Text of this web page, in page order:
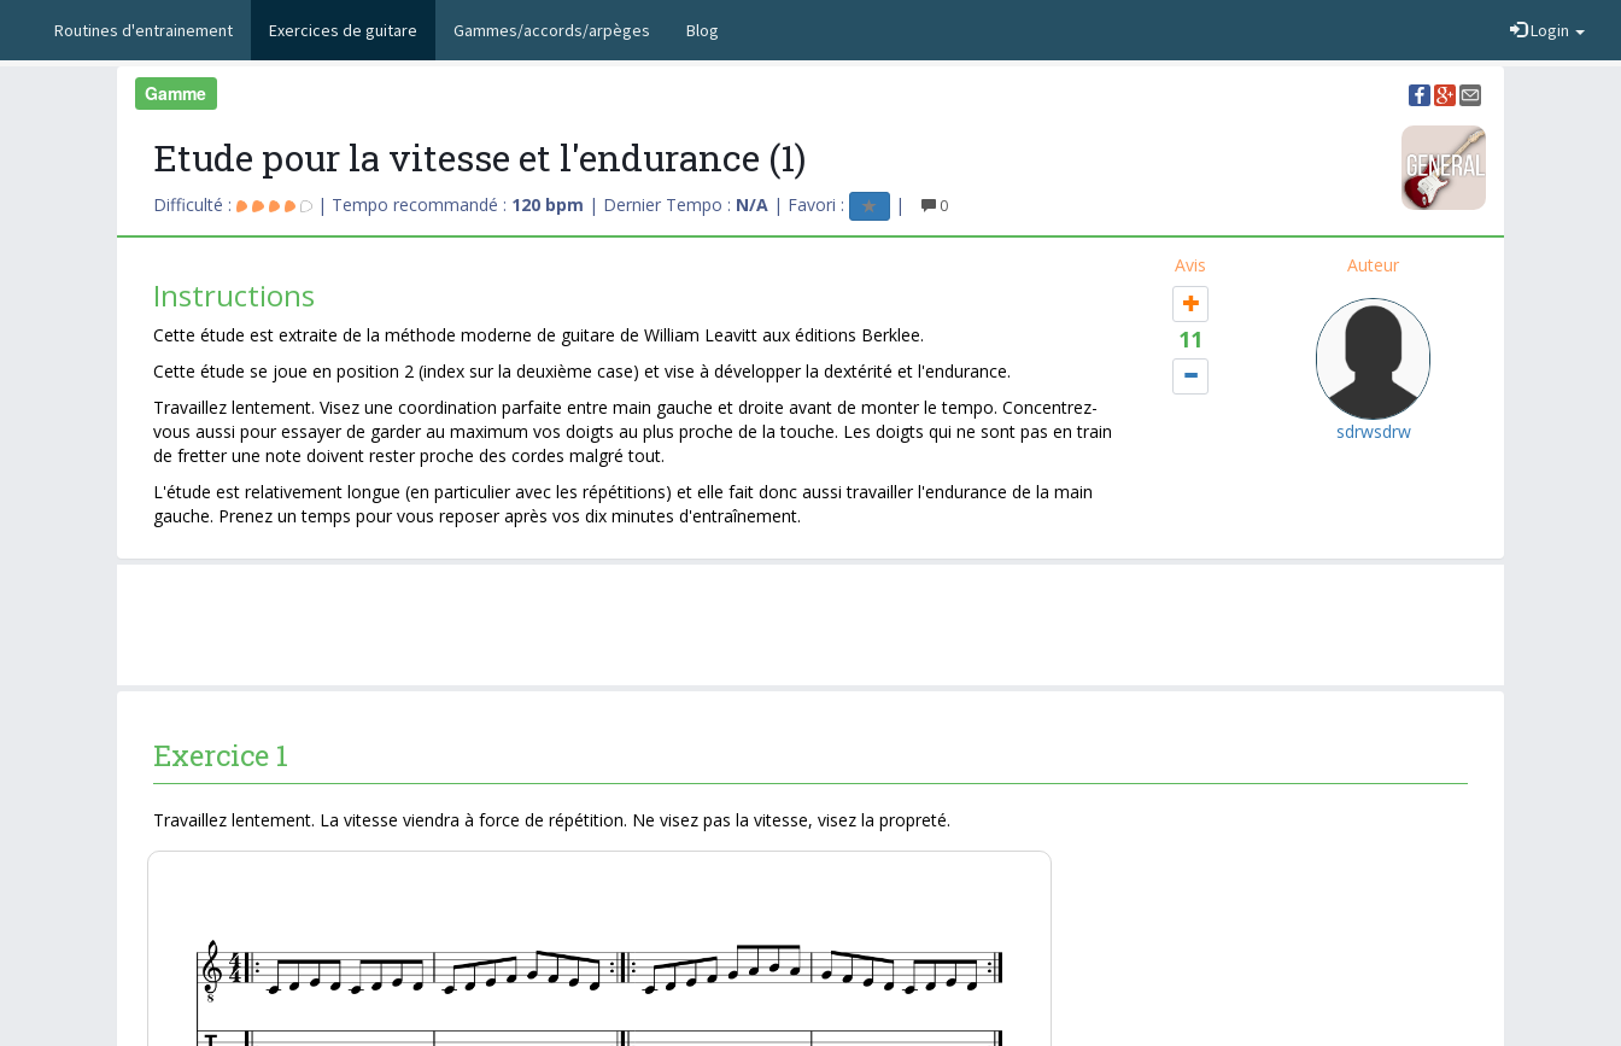
Routines d'entrainement Exercices de guitare Gammes/accords/arpèges Blog Login
Gamme
Etude pour la vitesse et l'endurance (1)
Difficulté : | Tempo recommandé : 120 bpm | Dernier Tempo : N/A | Favori : | 0
Instructions
Cette étude est extraite de la méthode moderne de guitare de William Leavitt aux éditions Berklee.
Cette étude se joue en position 2 (index sur la deuxième case) et vise à développer la dextérité et l'endurance.
Travaillez lentement. Visez une coordination parfaite entre main gauche et droite avant de monter le tempo. Concentrez-
vous aussi pour essayer de garder au maximum vos doigts au plus proche de la touche. Les doigts qui ne sont pas en train
de fretter une note doivent rester proche des cordes malgré tout.
L'étude est relativement longue (en particulier avec les répétitions) et elle fait donc aussi travailler l'endurance de la main
gauche. Prenez un temps pour vous reposer après vos dix minutes d'entraînement.
Avis
11
Auteur
sdrwsdrw
Exercice 1
Travaillez lentement. La vitesse viendra à force de répétition. Ne visez pas la vitesse, visez la propreté.